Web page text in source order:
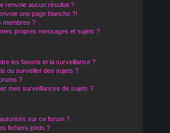
renvoie aucun résultat ?
une page blanche ?!
membres ?
propres messages et sujets ?
les favoris et la surveillance ?
ou surveiller des sujets ?
?
mes surveillances de sujets ?
sur ce forum ?
fichiers joints ?